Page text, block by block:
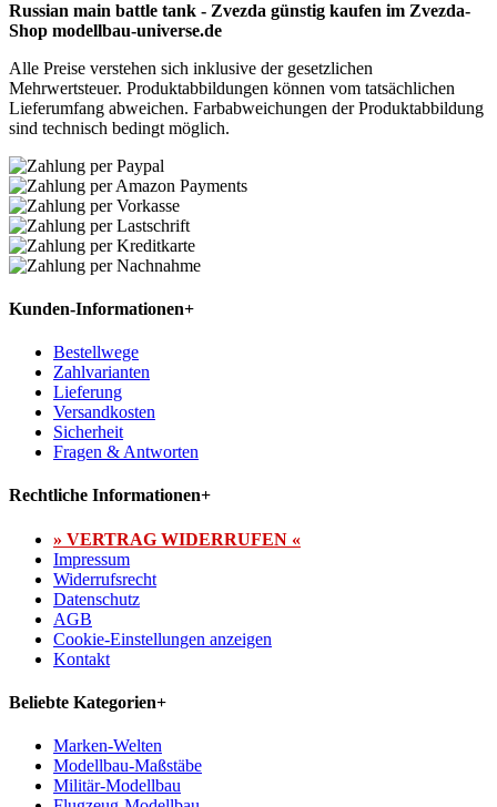
Russian main battle tank - Zvezda günstig kaufen im Zvezda-
Shop modellbau-universe.de
Alle Preise verstehen sich inklusive der gesetzlichen
Mehrwertsteuer. Produktabbildungen können vom tatsächlichen
Lieferumfang abweichen. Farbabweichungen der Produktabbildung
sind technisch bedingt möglich.
Kunden-Informationen+
Bestellwege
Zahlvarianten
Lieferung
Versandkosten
Sicherheit
Fragen & Antworten
Rechtliche Informationen+
» VERTRAG WIDERRUFEN «
Impressum
Widerrufsrecht
Datenschutz
AGB
Cookie-Einstellungen anzeigen
Kontakt
Beliebte Kategorien+
Marken-Welten
Modellbau-Maßstäbe
Militär-Modellbau